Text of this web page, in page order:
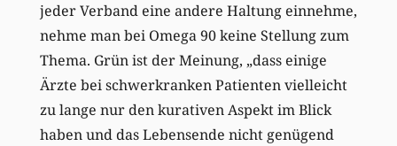
jeder Verband eine andere Haltung einnehme,
nehme man bei Omega 90 keine Stellung zum
Thema. Grün ist der Meinung, „dass einige
Ärzte bei schwerkranken Patienten vielleicht
zu lange nur den kurativen Aspekt im Blick
haben und das Lebensende nicht genügend